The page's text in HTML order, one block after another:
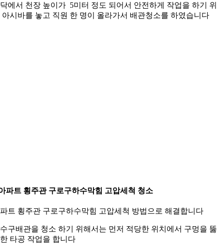
에서 천장 높이가 5미터 정도 되어서 안전하게 작업을 하기
아시바를 놓고 직원 한 명이 올라가서 배관청소를 하였습니다
파트 횡주관 구로구하수막힘 고압세척 청소
트 횡주관 구로구하수막힘 고압세척 방법으로 해결합니다
구배관을 청소 하기 위해서는 먼저 적당한 위치에서 구멍을
타공 작업을 합니다